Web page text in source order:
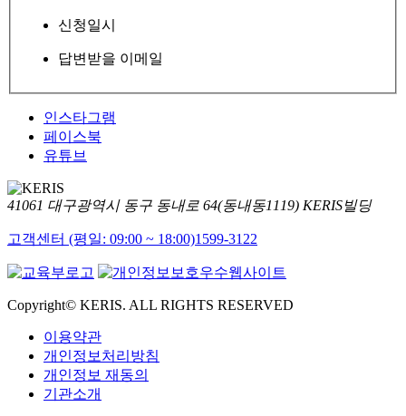
신청일시
답변받을 이메일
인스타그램
페이스북
유튜브
41061 대구광역시 동구 동내로 64(동내동1119) KERIS빌딩
고객센터 (평일: 09:00 ~ 18:00)1599-3122
Copyright© KERIS. ALL RIGHTS RESERVED
이용약관
개인정보처리방침
개인정보 재동의
기관소개